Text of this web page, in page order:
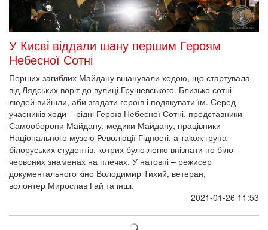
У Києві віддали шану першим Героям
Небесної Сотні
Перших загиблих Майдану вшанували ходою, що стартувала
від Лядських воріт до вулиці Грушевського. Близько сотні
людей вийшли, аби згадати героїв і подякувати їм. Серед
учасників ходи – рідні Героїв Небесної Сотні, представники
Самооборони Майдану, медики Майдану, працівники
Національного музею Революції Гідності, а також група
білоруських студентів, котрих було легко впізнати по біло-
червоних знаменах на плечах. У натовпі – режисер
документального кіно Володимир Тихий, ветеран,
волонтер Мирослав Гай та інші.
2021-01-26 11:53